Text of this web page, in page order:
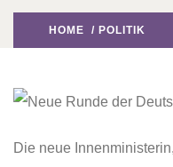
HOME / POLITIK
Die neue